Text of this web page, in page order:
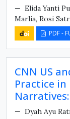
Elida Yanti
Marlia, Rosi
PDF -
CNN US
Practice
Dyah Ayu